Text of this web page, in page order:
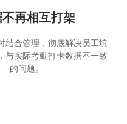
再相互打架
结合管理，彻底解决员工填
与实际考勤打卡数据不一致
的问题。